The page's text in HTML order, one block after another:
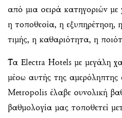
από μια σειρά κατηγοριών
η τοποθεσία, η εξυπηρέτηση,
τιμής, η καθαριότητα, η
Tα Electra Hotels με μεγάλη
μέσω αυτής της αμερόληπτης
Metropolis έλαβε συνολική
βαθμολογία μας τοποθετεί